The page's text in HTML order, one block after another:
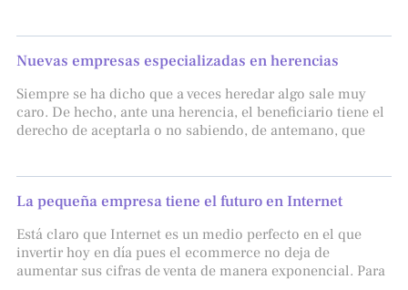
Nuevas empresas especializadas en herencias
Siempre se ha dicho que a veces heredar algo sale muy
caro. De hecho, ante una herencia, el beneficiario tiene el
derecho de aceptarla o no sabiendo, de antemano, que
La pequeña empresa tiene el futuro en Internet
Está claro que Internet es un medio perfecto en el que
invertir hoy en día pues el ecommerce no deja de
aumentar sus cifras de venta de manera exponencial. Para